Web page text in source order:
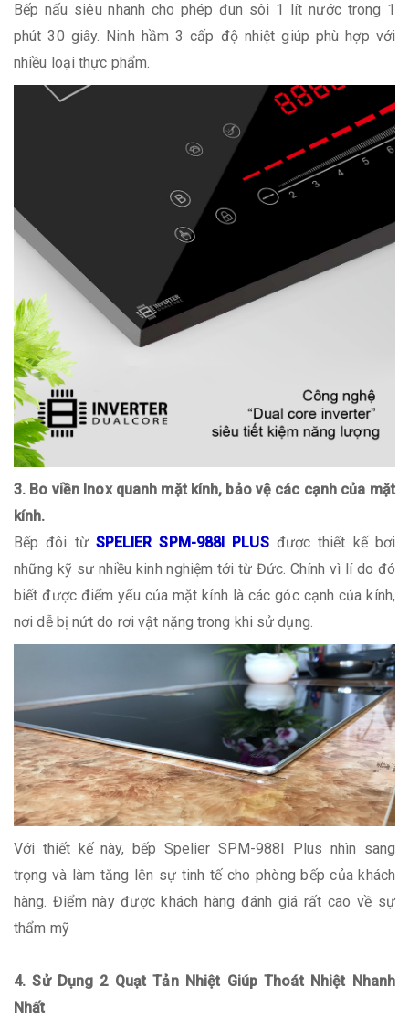
Bếp nấu siêu nhanh cho phép đun sôi 1 lít nước trong 1
phút 30 giây. Ninh hầm 3 cấp độ nhiệt giúp phù hợp với
nhiều loại thực phẩm.
3. Bo viền Inox quanh mặt kính, bảo vệ các cạnh của mặt
kính.
Bếp đôi từ SPELIER SPM-988I PLUS được thiết kế bơi
những kỹ sư nhiều kinh nghiệm tới từ Đức. Chính vì lí do đó
biết được điểm yếu của mặt kính là các góc cạnh của kính,
nơi dễ bị nứt do rơi vật nặng trong khi sử dụng.
Với thiết kế này, bếp Spelier SPM-988I Plus nhìn sang
trọng và làm tăng lên sự tinh tế cho phòng bếp của khách
hàng. Điểm này được khách hàng đánh giá rất cao về sự
thẩm mỹ
4. Sử Dụng 2 Quạt Tản Nhiệt Giúp Thoát Nhiệt Nhanh
Nhất